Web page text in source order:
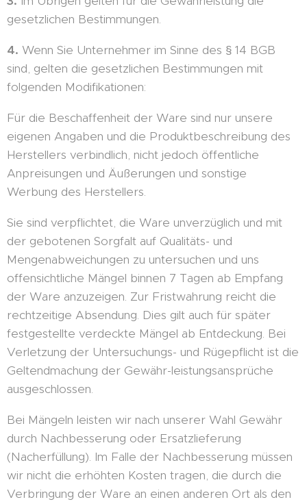
gesetzlichen Bestimmungen.
4. Wenn Sie Unternehmer im Sinne des § 14 BGB
sind, gelten die gesetzlichen Bestimmungen mit
folgenden Modifikationen:
Für die Beschaffenheit der Ware sind nur unsere
eigenen Angaben und die Produktbeschreibung des
Herstellers verbindlich, nicht jedoch öffentliche
Anpreisungen und Äußerungen und sonstige
Werbung des Herstellers.
Sie sind verpflichtet, die Ware unverzüglich und mit
der gebotenen Sorgfalt auf Qualitäts- und
Mengenabweichungen zu untersuchen und uns
offensichtliche Mängel binnen 7 Tagen ab Empfang
der Ware anzuzeigen. Zur Fristwahrung reicht die
rechtzeitige Absendung. Dies gilt auch für später
festgestellte verdeckte Mängel ab Entdeckung. Bei
Verletzung der Untersuchungs- und Rügepflicht ist die
Geltendmachung der Gewähr-leistungsansprüche
ausgeschlossen.
Bei Mängeln leisten wir nach unserer Wahl Gewähr
durch Nachbesserung oder Ersatzlieferung
(Nacherfüllung). Im Falle der Nachbesserung müssen
wir nicht die erhöhten Kosten tragen, die durch die
Verbringung der Ware an einen anderen Ort als den